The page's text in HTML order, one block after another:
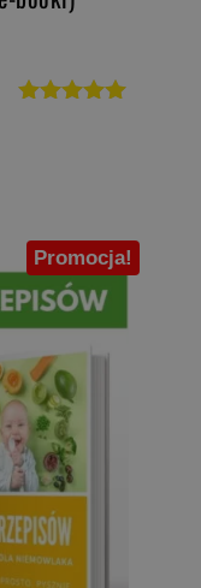
Promocja!